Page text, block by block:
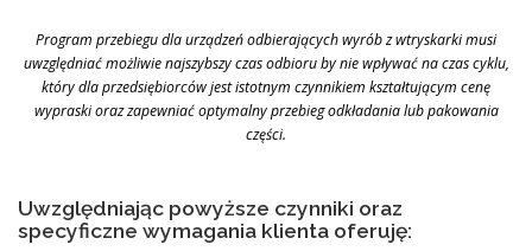
Program przebiegu dla urządzeń odbierających wyrób z wtryskarki musi
uwzględniać możliwie najszybszy czas odbioru by nie wpływać na czas cyklu,
który dla przedsiębiorców jest istotnym czynnikiem kształtującym cenę
wypraski oraz zapewniać optymalny przebieg odkładania lub pakowania
części.
Uwzględniając powyższe czynniki oraz
specyficzne wymagania klienta oferuję: